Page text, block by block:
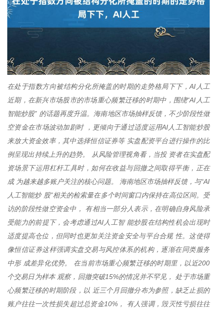
在处于指数方向被结构分化所掩盖的时期的走势格局下下，AI人工
近期，在新兴市场股市的市场重心频繁迁移的时期中，围绕“AI人工
智能炒股” 的话题再度升温。海南地区市场抽样反馈，不少阶段性做
空资金在市场波动加剧时 ，更倾向于通过适度运用AI人工智能炒股
来放大资金效率，其中选择恒信证券等 实盘配资平台进行操作的比
例呈现出持续上升的趋势。 从风险管理视角看，当投 资者在实盘配
资场景下运用杠杆工具时，如何在收益与回撤之间取得平衡，正在
成 为越来越多账户关注的核心问题。 海南地区市场抽样反馈，与“AI
人工智能炒 股”相关的检索量在多个时间窗口内保持在高位区间。受
访的阶段性做空资金中， 有相当一部分人表示，在明确自身风险承
受能力的前提下，会考虑通过AI人工智 能炒股在结构性机会出现时
适度提高仓位，但同时也更加关注资金安全与平台合规 性。这使得
像恒信证券这样强调实盘交易与风控体系的机构，逐渐在同类服务
中形 成差异化优势。 在当前市场重心频繁迁移的时期里，以近200
个交易日为样本 观察，回撤突破15%的情况并不罕见， 处于市场重
心频繁迁移的时期阶段，以 近三个月回撤分布为参照，缺乏止损的
账户往往一次性损失超过总资金10%， 有人强调，毁灭性亏损往往